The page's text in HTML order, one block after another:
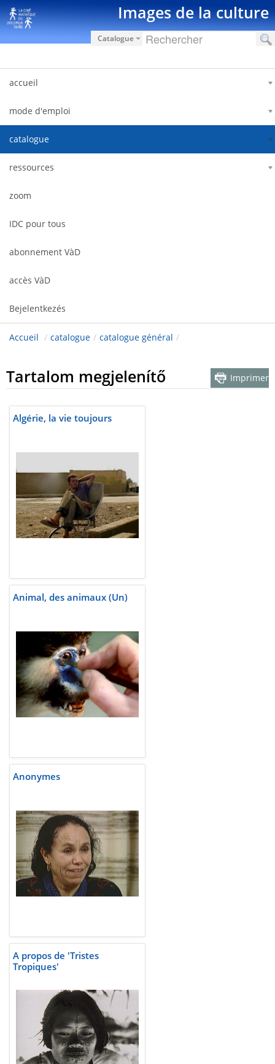
Ugrás a tartalomhoz Images de la culture
Catalogue
accueil
mode d'emploi
catalogue
ressources
zoom
IDC pour tous
abonnement VàD
accès VàD
Bejelentkezés
Accueil / catalogue / catalogue général /
Tartalom megjelenítő Imprimer
Algérie, la vie toujours
Animal, des animaux (Un)
Anonymes
A propos de 'Tristes
Tropiques'